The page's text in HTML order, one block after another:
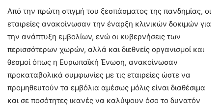
Από την πρώτη στιγμή του ξεσπάσματος της πανδημίας, οι
εταιρείες ανακοίνωσαν την έναρξη κλινικών δοκιμών για
την ανάπτυξη εμβολίων, ενώ οι κυβερνήσεις των
περισσότερων χωρών, αλλά και διεθνείς οργανισμοί και
θεσμοί όπως η Ευρωπαϊκή Ένωση, ανακοίνωσαν
προκαταβολικά συμφωνίες με τις εταιρείες ώστε να
προμηθευτούν τα εμβόλια αμέσως μόλις είναι διαθέσιμα
και σε ποσότητες ικανές να καλύψουν όσο το δυνατόν